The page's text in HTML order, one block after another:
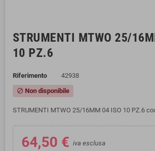
STRUMENTI MTWO 25/
10 PZ.6
Riferimento 42938
block Non disponibile
STRUMENTI MTWO 25/16MM 04 ISO 10 PZ.6
64,50 € iva esclusa